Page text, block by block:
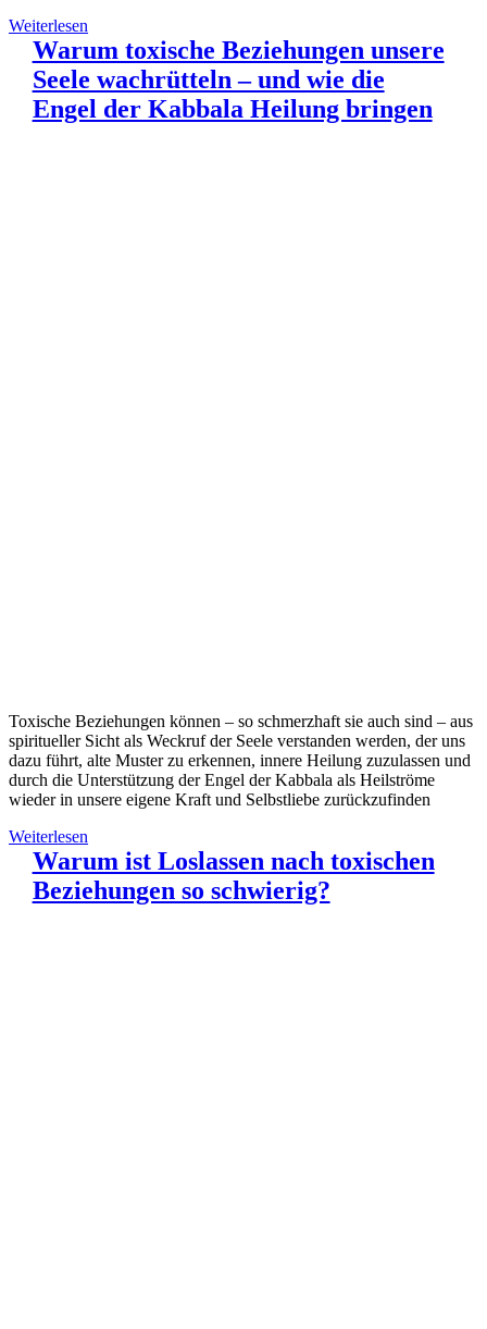
Weiterlesen
Warum toxische Beziehungen unsere
Seele wachrütteln – und wie die
Engel der Kabbala Heilung bringen
Toxische Beziehungen können – so schmerzhaft sie auch sind – aus
spiritueller Sicht als Weckruf der Seele verstanden werden, der uns
dazu führt, alte Muster zu erkennen, innere Heilung zuzulassen und
durch die Unterstützung der Engel der Kabbala als Heilströme
wieder in unsere eigene Kraft und Selbstliebe zurückzufinden
Weiterlesen
Warum ist Loslassen nach toxischen
Beziehungen so schwierig?